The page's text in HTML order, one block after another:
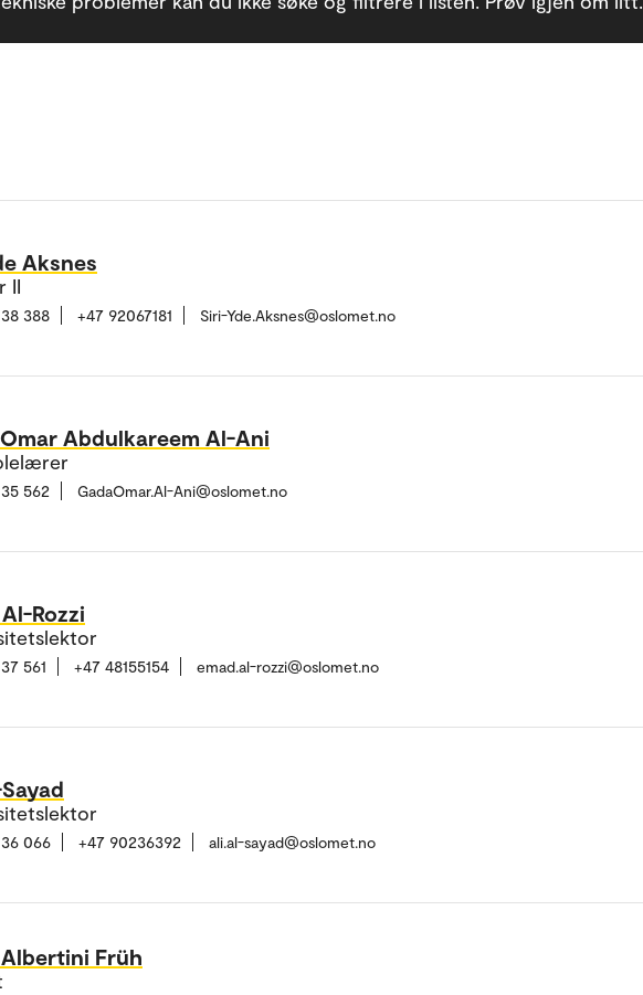
Aksnes
II
388 +47 92067181 Siri-Yde.Aksnes@oslomet.no
Abdulkareem Al-Ani
562 GadaOmar.Al-Ani@oslomet.no
Rozzi
561 +47 48155154 emad.al-rozzi@oslomet.no
066 +47 90236392 ali.al-sayad@oslomet.no
Albertini Früh